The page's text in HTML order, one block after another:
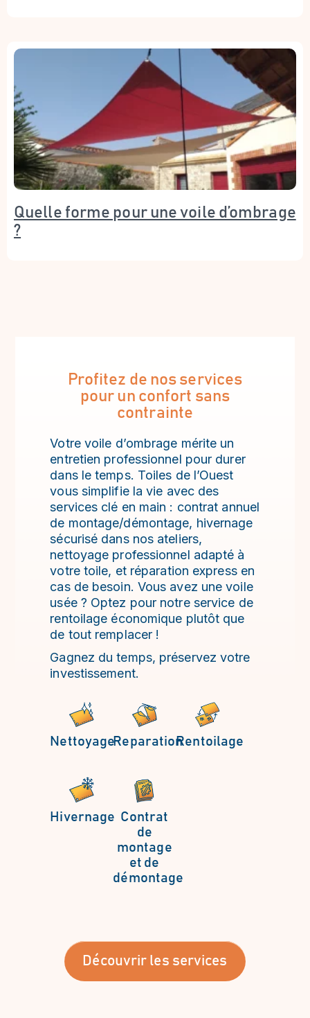
Quelle forme pour une voile d’ombrage
?
Profitez de nos services
pour un confort sans
contrainte
Votre voile d’ombrage mérite un
entretien professionnel pour durer
dans le temps. Toiles de l’Ouest
vous simplifie la vie avec des
services clé en main : contrat annuel
de montage/démontage, hivernage
sécurisé dans nos ateliers,
nettoyage professionnel adapté à
votre toile, et réparation express en
cas de besoin. Vous avez une voile
usée ? Optez pour notre service de
rentoilage économique plutôt que
de tout remplacer !
Gagnez du temps, préservez votre
investissement.
NettoyageReparationRentoilage
Hivernage Contrat
de
montage
et de
démontage
Découvrir les services